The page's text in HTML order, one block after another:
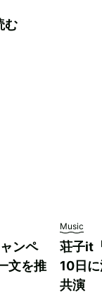
む
ンペ
文を推
Music
荘子it
10日
共演